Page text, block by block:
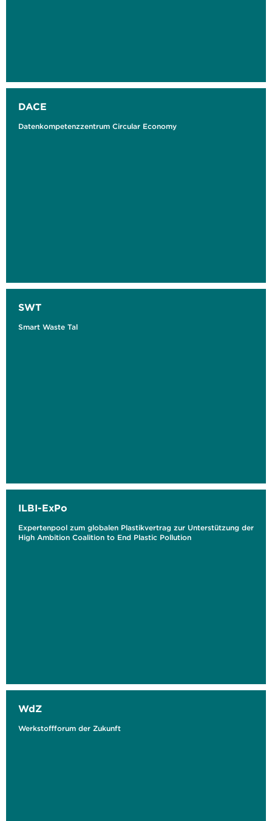
DACE
Datenkompetenzzentrum Circular Economy
SWT
Smart Waste Tal
ILBI-ExPo
Expertenpool zum globalen Plastikvertrag zur Unterstützung der
High Ambition Coalition to End Plastic Pollution
WdZ
Werkstoffforum der Zukunft